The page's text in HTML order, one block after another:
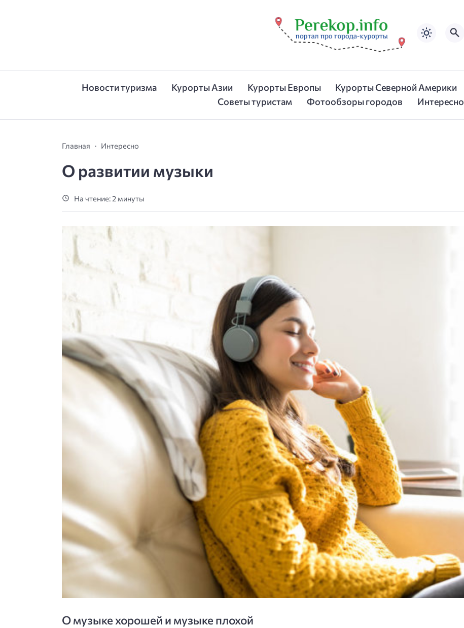
Новости туризма Курорты Азии Курорты Европы Курорты Северной Америки
Советы туристам
Фотообзоры городов Интересно
Главная Интересно
О развитии музыки
На чтение: 2 минуты
О музыке хорошей и музыке плохой